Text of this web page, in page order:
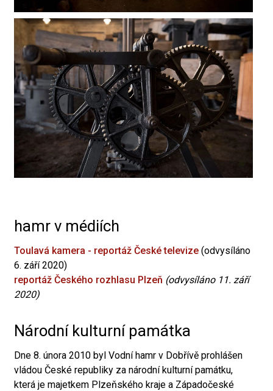
hamr v médiích
Toulavá kamera - reportáž České televize (odvysíláno
6. září 2020)
reportáž Českého rozhlasu Plzeň (odvysíláno 11. září
2020)
Národní kulturní památka
Dne 8. února 2010 byl Vodní hamr v Dobřívě prohlášen
vládou České republiky za národní kulturní památku,
která je majetkem Plzeňského kraje a Západočeské